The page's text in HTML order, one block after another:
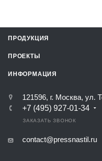
ПРОДУКЦИЯ
ПРОЕКТЫ
ИНФОРМАЦИЯ
121596, г. Москва, ул.
+7 (495) 927-01-34
ЗАКАЗАТЬ ЗВОНОК
contact@pressnastil.ru